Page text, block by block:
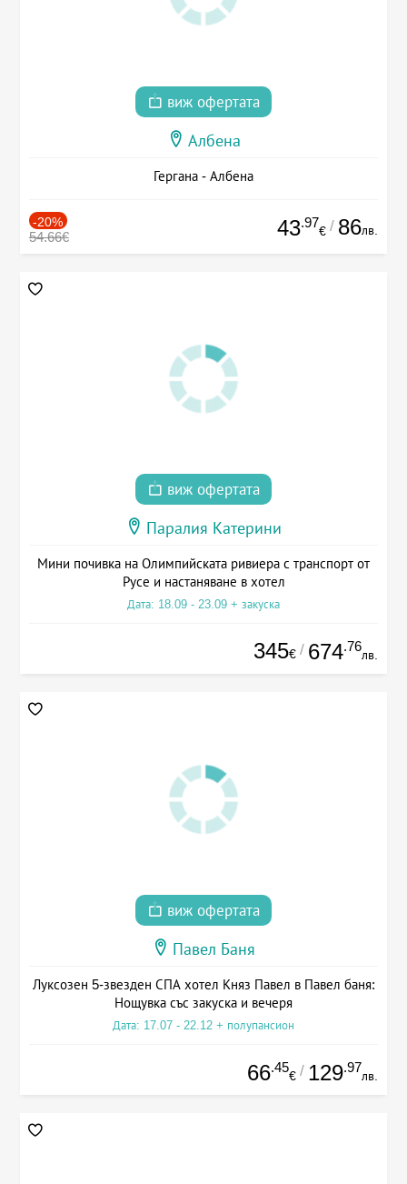
виж офертата
Албена
Гергана - Албена
-20%
54.66€ 43.97
€ / 86лв.
виж офертата
Паралия Катерини
Мини почивка на Олимпийската ривиера с транспорт от
Русе и настаняване в хотел
Дата: 18.09 - 23.09 + закуска
345€ / 674.76
лв.
виж офертата
Павел Баня
Луксозен 5-звезден СПА хотел Княз Павел в Павел баня:
Нощувка със закуска и вечеря
Дата: 17.07 - 22.12 + полупансион
66.45
€ / 129.97
лв.